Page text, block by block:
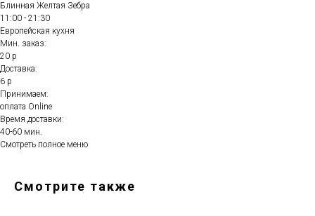
Блинная Желтая Зебра
11:00 - 21:30
Европейская кухня
Мин. заказ:
20 р
Доставка:
6 р
Принимаем:
оплата Online
Время доставки:
40-60 мин.
Смотреть полное меню
Смотрите также